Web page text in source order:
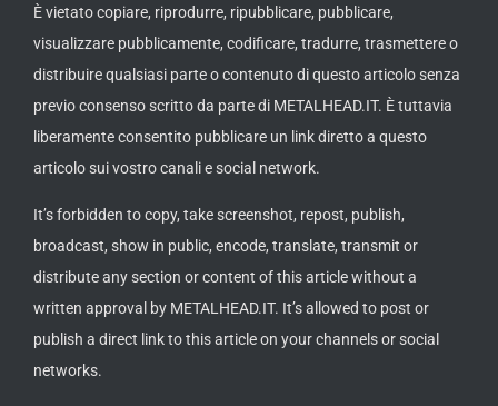
È vietato copiare, riprodurre, ripubblicare, pubblicare,
visualizzare pubblicamente, codificare, tradurre, trasmettere o
distribuire qualsiasi parte o contenuto di questo articolo senza
previo consenso scritto da parte di METALHEAD.IT. È tuttavia
liberamente consentito pubblicare un link diretto a questo
articolo sui vostro canali e social network.
It’s forbidden to copy, take screenshot, repost, publish,
broadcast, show in public, encode, translate, transmit or
distribute any section or content of this article without a
written approval by METALHEAD.IT. It’s allowed to post or
publish a direct link to this article on your channels or social
networks.